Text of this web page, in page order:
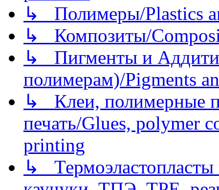
↳ Полимеры/Plastics
↳ Композиты/
↳ Пигменты и
полимерам)/Pigments
↳ Клеи, полимерные
печать/Glues, polymer
printing
↳